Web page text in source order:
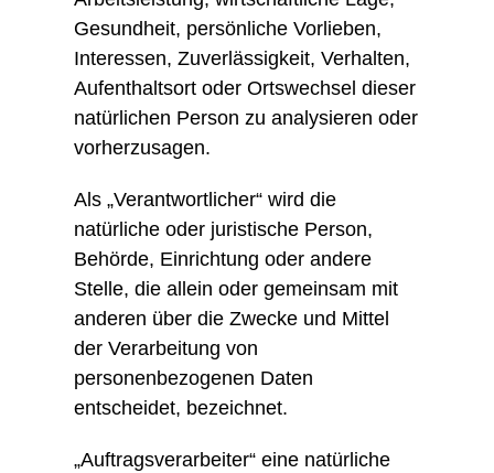
Gesundheit, persönliche Vorlieben,
Interessen, Zuverlässigkeit, Verhalten,
Aufenthaltsort oder Ortswechsel dieser
natürlichen Person zu analysieren oder
vorherzusagen.
Als „Verantwortlicher“ wird die
natürliche oder juristische Person,
Behörde, Einrichtung oder andere
Stelle, die allein oder gemeinsam mit
anderen über die Zwecke und Mittel
der Verarbeitung von
personenbezogenen Daten
entscheidet, bezeichnet.
„Auftragsverarbeiter“ eine natürliche